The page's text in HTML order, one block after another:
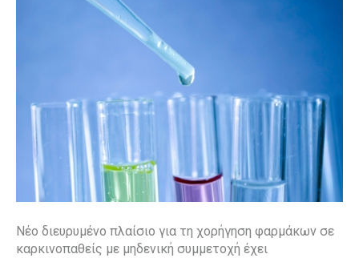
Νέο διευρυμένο πλαίσιο για τη χορήγηση φαρμάκων σε
καρκινοπαθείς με μηδενική συμμετοχή έχει